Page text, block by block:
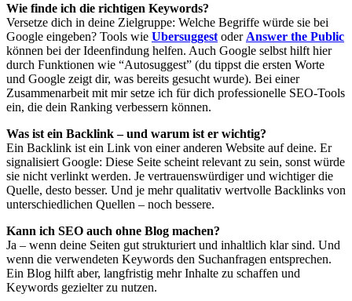
Wie finde ich die richtigen Keywords?
Versetze dich in deine Zielgruppe: Welche Begriffe würde sie bei
Google eingeben? Tools wie Ubersuggest oder Answer the Public
können bei der Ideenfindung helfen. Auch Google selbst hilft hier
durch Funktionen wie “Autosuggest” (du tippst die ersten Worte
und Google zeigt dir, was bereits gesucht wurde). Bei einer
Zusammenarbeit mit mir setze ich für dich professionelle SEO-Tools
ein, die dein Ranking verbessern können.
Was ist ein Backlink – und warum ist er wichtig?
Ein Backlink ist ein Link von einer anderen Website auf deine. Er
signalisiert Google: Diese Seite scheint relevant zu sein, sonst würde
sie nicht verlinkt werden. Je vertrauenswürdiger und wichtiger die
Quelle, desto besser. Und je mehr qualitativ wertvolle Backlinks von
unterschiedlichen Quellen – noch bessere.
Kann ich SEO auch ohne Blog machen?
Ja – wenn deine Seiten gut strukturiert und inhaltlich klar sind. Und
wenn die verwendeten Keywords den Suchanfragen entsprechen.
Ein Blog hilft aber, langfristig mehr Inhalte zu schaffen und
Keywords gezielter zu nutzen.